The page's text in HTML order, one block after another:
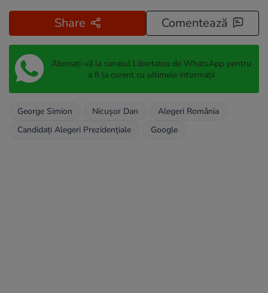
Share Comentează
Abonați-vă la canalul Libertatea de WhatsApp pentru
a fi la curent cu ultimele informații
George Simion Nicușor Dan
Alegeri România
Candidați Alegeri Prezidențiale
Google